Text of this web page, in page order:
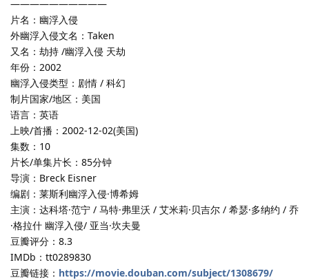
——————————
片名：幽浮入侵
外幽浮入侵文名：Taken
又名：劫持 /幽浮入侵 天劫
年份：2002
幽浮入侵类型：剧情 / 科幻
制片国家/地区：美国
语言：英语
上映/首播：2002-12-02(美国)
集数：10
片长/单集片长：85分钟
导演：Breck Eisner
编剧：莱斯利幽浮入侵·博希姆
主演：达科塔·范宁 / 马特·弗里沃 / 艾米莉·贝吉尔 / 希瑟·多纳约 / 乔
·格拉什 幽浮入侵/ 亚当·坎夫曼
豆瓣评分：8.3
IMDb：tt0289830
豆瓣链接： https://movie.douban.com/subject/1308679/